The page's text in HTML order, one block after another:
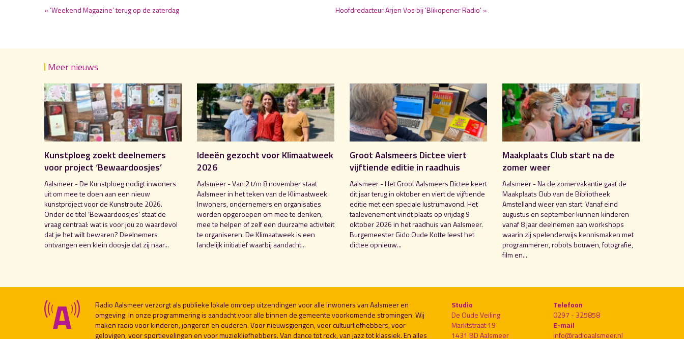
« ‘Weekend Magazine’ terug op de zaterdag Hoofdredacteur Arjen Vos bij 'Blikopener Radio' »
Meer nieuws
Kunstploeg zoekt deelnemers
voor project ‘Bewaardoosjes’
Aalsmeer - De Kunstploeg nodigt inwoners
uit om mee te doen aan een nieuw
kunstproject voor de Kunstroute 2026.
Onder de titel ‘Bewaardoosjes' staat de
vraag centraal: wat is voor jou zo waardevol
dat je het wilt bewaren? Deelnemers
ontvangen een klein doosje dat zij naar...
Ideeën gezocht voor Klimaatweek
2026
Aalsmeer - Van 2 t/m 8 november staat
Aalsmeer in het teken van de Klimaatweek.
Inwoners, ondernemers en organisaties
worden opgeroepen om mee te denken,
mee te helpen of zelf een duurzame activiteit
te organiseren. De Klimaatweek is een
landelijk initiatief waarbij aandacht...
Groot Aalsmeers Dictee viert
vijftiende editie in raadhuis
Aalsmeer - Het Groot Aalsmeers Dictee keert
dit jaar terug in oktober en viert de vijftiende
editie met een speciale lustrumavond. Het
taalevenement vindt plaats op vrijdag 9
oktober 2026 in het raadhuis van Aalsmeer.
Burgemeester Gido Oude Kotte leest het
dictee opnieuw...
Maakplaats Club start na de
zomer weer
Aalsmeer - Na de zomervakantie gaat de
Maakplaats Club van de Bibliotheek
Amstelland weer van start. Vanaf eind
augustus en september kunnen kinderen
vanaf 8 jaar deelnemen aan workshops
waarin zij spelenderwijs kennismaken met
programmeren, robots bouwen, fotografie,
film en...
Radio Aalsmeer verzorgt als publieke lokale omroep uitzendingen voor alle inwoners van Aalsmeer en
omgeving. In onze programmering is aandacht voor alle binnen de gemeente voorkomende stromingen. Wij
maken radio voor kinderen, jongeren en ouderen. Voor nieuwsgierigen, voor cultuurliefhebbers, voor
gelovigen, voor sportievelingen en voor muziekliefhebbers. Van dance tot rock, van jazz tot klassiek. En alles
Studio
De Oude Veiling
Marktstraat 19
1431 BD Aalsmeer
Telefoon
0297 - 325858
E-mail
info@radioaalsmeer.nl